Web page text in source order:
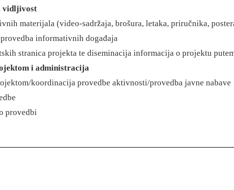
vidljivost
materijala (video-sadržaja, brošura, letaka, priručnika,
informativnih događaja
stranica projekta te diseminacija informacija o projektu
i administracija
koordinacija provedbe aktivnosti/provedba javne nabave
provedbi